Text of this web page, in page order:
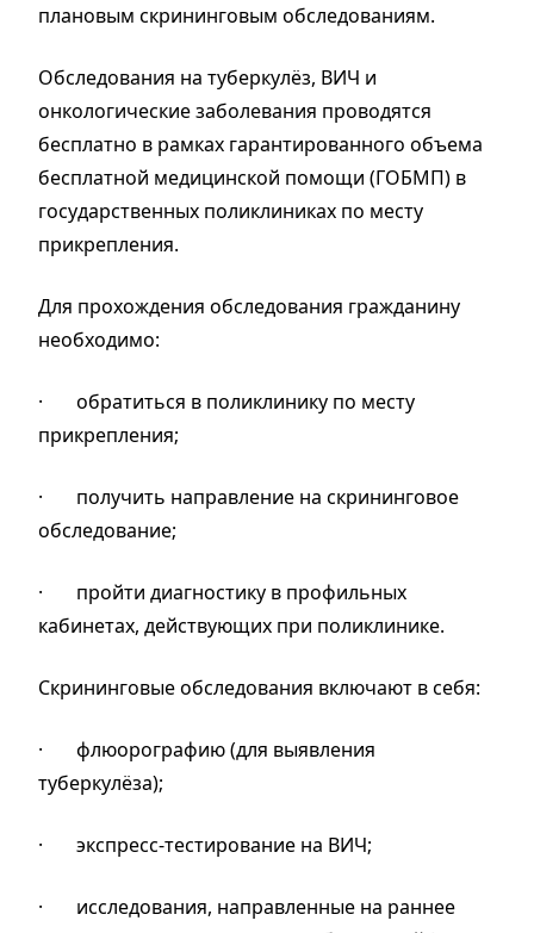
плановым скрининговым обследованиям.
Обследования на туберкулёз, ВИЧ и
онкологические заболевания проводятся
бесплатно в рамках гарантированного объема
бесплатной медицинской помощи (ГОБМП) в
государственных поликлиниках по месту
прикрепления.
Для прохождения обследования гражданину
необходимо:
· обратиться в поликлинику по месту
прикрепления;
· получить направление на скрининговое
обследование;
· пройти диагностику в профильных
кабинетах, действующих при поликлинике.
Скрининговые обследования включают в себя:
· флюорографию (для выявления
туберкулёза);
· экспресс-тестирование на ВИЧ;
· исследования, направленные на раннее